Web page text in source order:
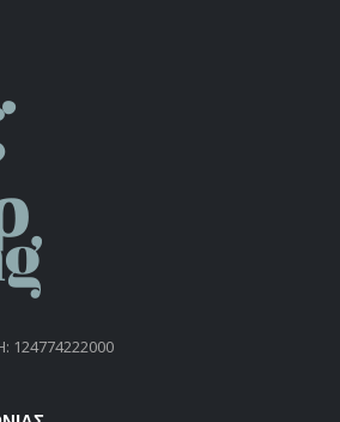
124774222000